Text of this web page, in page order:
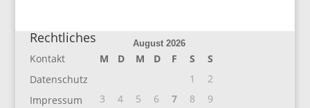
Rechtliches
Kontakt
Datenschutz
Impressum
August 2026
M D M D F S
S
1
2
3
4 5 6 7 8
9